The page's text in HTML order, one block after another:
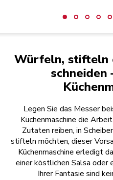
Würfeln, stifteln
schneiden
Legen Sie das Messer
Küchenmaschine die
Zutaten reiben, in
stifteln möchten, dieser
Küchenmaschine erledigt
einer köstlichen Salsa oder
Ihrer Fantasie sind